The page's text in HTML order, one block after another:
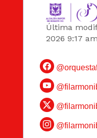
Última
2026 9:17 am